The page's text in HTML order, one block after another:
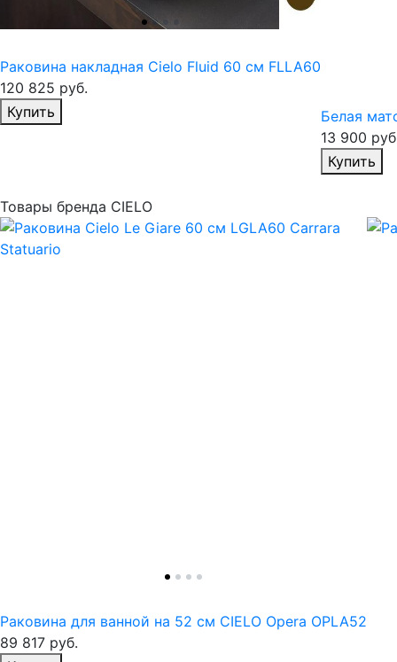
Раковина накладная Cielo Fluid 60 см FLLA60
120 825 руб.
Купить
Белая
13 900
Купить
Товары бренда CIELO
Раковина для ванной на 52 см CIELO Opera OPLA52
89 817 руб.